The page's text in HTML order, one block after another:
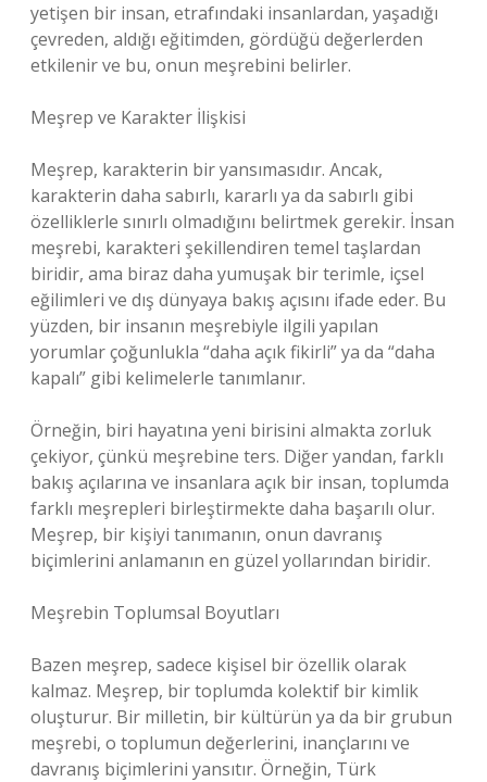
yetişen bir insan, etrafındaki insanlardan, yaşadığı
çevreden, aldığı eğitimden, gördüğü değerlerden
etkilenir ve bu, onun meşrebini belirler.
Meşrep ve Karakter İlişkisi
Meşrep, karakterin bir yansımasıdır. Ancak,
karakterin daha sabırlı, kararlı ya da sabırlı gibi
özelliklerle sınırlı olmadığını belirtmek gerekir. İnsan
meşrebi, karakteri şekillendiren temel taşlardan
biridir, ama biraz daha yumuşak bir terimle, içsel
eğilimleri ve dış dünyaya bakış açısını ifade eder. Bu
yüzden, bir insanın meşrebiyle ilgili yapılan
yorumlar çoğunlukla “daha açık fikirli” ya da “daha
kapalı” gibi kelimelerle tanımlanır.
Örneğin, biri hayatına yeni birisini almakta zorluk
çekiyor, çünkü meşrebine ters. Diğer yandan, farklı
bakış açılarına ve insanlara açık bir insan, toplumda
farklı meşrepleri birleştirmekte daha başarılı olur.
Meşrep, bir kişiyi tanımanın, onun davranış
biçimlerini anlamanın en güzel yollarından biridir.
Meşrebin Toplumsal Boyutları
Bazen meşrep, sadece kişisel bir özellik olarak
kalmaz. Meşrep, bir toplumda kolektif bir kimlik
oluşturur. Bir milletin, bir kültürün ya da bir grubun
meşrebi, o toplumun değerlerini, inançlarını ve
davranış biçimlerini yansıtır. Örneğin, Türk